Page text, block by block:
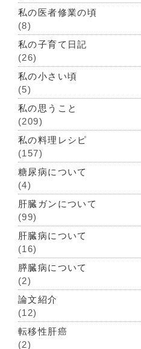
私の医者修業の頃
(8)
私の子育て日記
(26)
私の小さい頃
(5)
私の思うこと
(209)
私の料理レシピ
(157)
糖尿病について
(4)
肝臓ガンについて
(99)
肝臓病について
(16)
膵臓病について
(2)
論文紹介
(12)
転移性肝癌
(2)